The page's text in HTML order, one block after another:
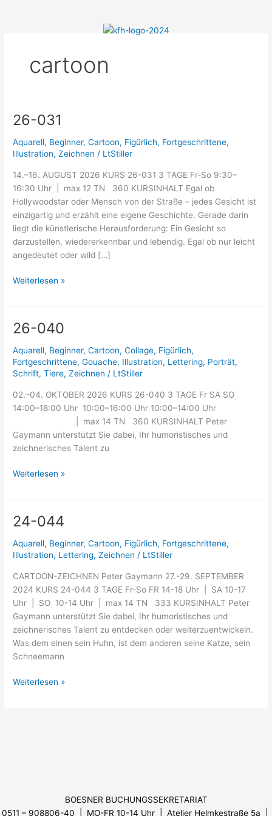
cartoon
26-031
Aquarell, Beginner,Cartoon, Figürlich, Fortgeschrittene,
Illustration,Zeichnen / LtStiller
14.–16. AUGUST 2026 KURS 26-031 3 TAGE Fr-So 9:30–
16:30 Uhr | max 12 TN 360 KURSINHALT Egal ob
Hollywoodstar oder Mensch von der Straße – jedes Gesicht ist
einzigartig und erzählt eine eigene Geschichte. Gerade darin
liegt die künstlerische Herausforderung: Ein Gesicht so
darzustellen, wiedererkennbar und lebendig. Egal ob nur leicht
angedeutet oder wild […]
26-
Weiterlesen »
26-040
Aquarell, Beginner,Cartoon,Collage, Figürlich,
Fortgeschrittene,Gouache, Illustration, Lettering, Porträt,
Schrift,Tiere,Zeichnen / LtStiller
02.–04. OKTOBER 2026 KURS 26-040 3 TAGE Fr SA SO
14:00–18:00 Uhr 10:00–16:00 Uhr 10:00–14:00 Uhr
| max 14 TN 360 KURSINHALT Peter
Gaymann unterstützt Sie dabei, Ihr humoristisches und
zeichnerisches Talent zu
26-
Weiterlesen »
24-044
Aquarell, Beginner,Cartoon, Figürlich, Fortgeschrittene,
Illustration, Lettering,Zeichnen / LtStiller
CARTOON-ZEICHNEN Peter Gaymann 27.-29. SEPTEMBER
2024 KURS 24-044 3 TAGE Fr-So FR 14-18 Uhr | SA 10-17
Uhr | SO 10-14 Uhr | max 14 TN 333 KURSINHALT Peter
Gaymann unterstützt Sie dabei, Ihr humoristisches und
zeichnerisches Talent zu entdecken oder weiterzuentwickeln.
Was dem einen sein Huhn, ist dem anderen seine Katze, sein
Schneemann
24-
Weiterlesen »
BOESNER BUCHUNGSSEKRETARIAT
0511 – 908806-40 | MO-FR 10-14 Uhr
| Atelier Helmkestraße 5a |